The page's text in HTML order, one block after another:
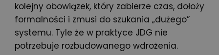
kolejny obowiązek, który zabierze czas, dołoży
formalności i zmusi do szukania „dużego”
systemu. Tyle że w praktyce JDG nie
potrzebuje rozbudowanego wdrożenia.